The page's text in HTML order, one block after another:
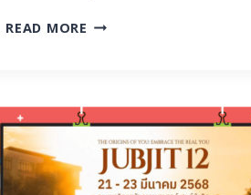
READ MORE